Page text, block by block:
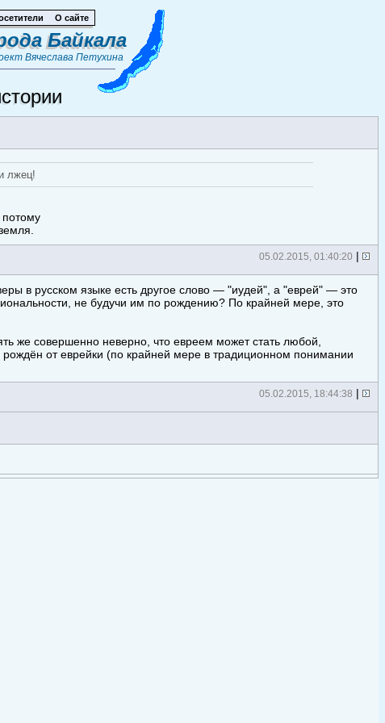
О сайте
Байкала
Вячеслава Петухина
лжец!
потому
05.02.2015, 01:40:20 |
в русском языке есть другое слово — "иудей", а "еврей" — это
не будучи им по рождению? По крайней мере, это
же совершенно неверно, что евреем может стать любой,
рождён от еврейки (по крайней мере в традиционном понимании
05.02.2015, 18:44:38 |